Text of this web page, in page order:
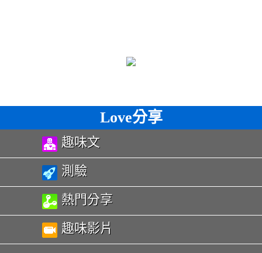
Love分享
趣味文
測驗
熱門分享
趣味影片